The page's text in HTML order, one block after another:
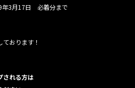
3月17日 必着分まで
おります！
される方は